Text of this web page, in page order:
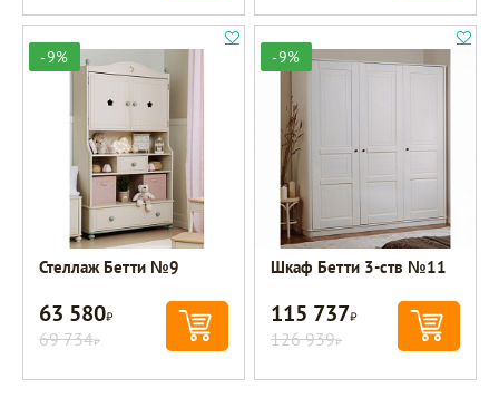
-9%
Стеллаж Бетти №9
63 580Р
69 734Р
-9%
Шкаф Бетти 3-ств №11
115 737Р
126 939Р